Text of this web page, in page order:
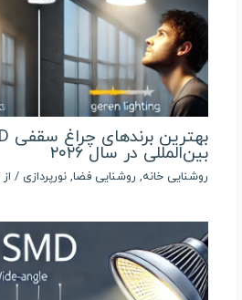
بین‌المللی در سال ۲۰۲۶
روشنایی خانه, روشنایی فضا, نورپردازی / از